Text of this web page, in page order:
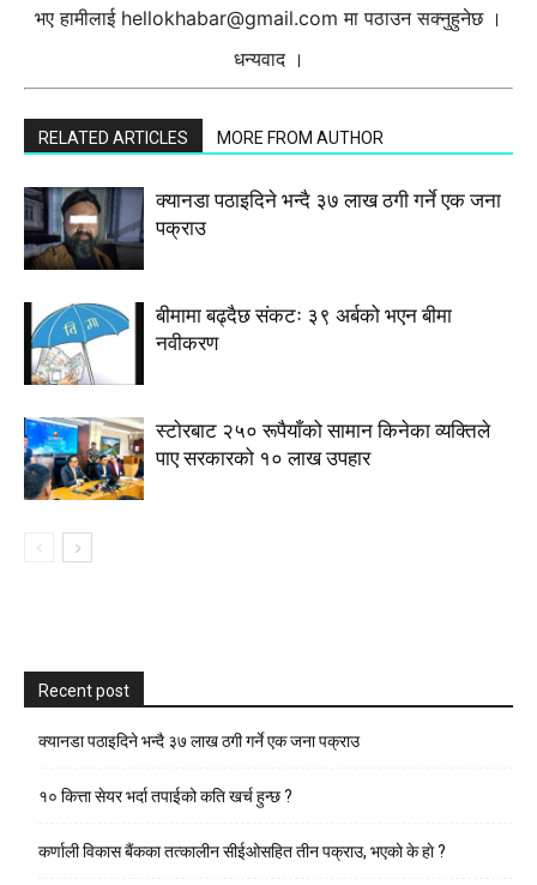
भए हामीलाई hellokhabar@gmail.com मा पठाउन सक्नुहुनेछ ।
धन्यवाद ।
RELATED ARTICLES MORE FROM AUTHOR
क्यानडा पठाइदिने भन्दै ३७ लाख ठगी गर्ने एक जना
पक्राउ
बीमामा बढ्दैछ संकटः ३९ अर्बको भएन बीमा
नवीकरण
स्टाेरबाट २५० रूपैयाँको सामान किनेका व्यक्तिले
पाए सरकारको १० लाख उपहार
Recent post
क्यानडा पठाइदिने भन्दै ३७ लाख ठगी गर्ने एक जना पक्राउ
१० कित्ता सेयर भर्दा तपाईको कति खर्च हुन्छ ?
कर्णाली विकास बैंकका तत्कालीन सीईओसहित तीन पक्राउ, भएकाे के हाे ?